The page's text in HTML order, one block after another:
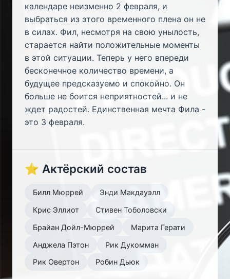
календаре неизменно 2 февраля, и
выбраться из этого временного плена он не
в силах. Фил, несмотря на свою унылость,
старается найти положительные моменты
в этой ситуации. Теперь у него впереди
бесконечное количество времени, а
будущее предсказуемо и спокойно. Он
больше не боится неприятностей... и не
ждет радостей. Единственная мечта Фила -
это 3 февраля.
⭐ Актёрский состав
Билл Мюррей
Энди Макдауэлл
Крис Эллиот
Стивен Тоболовски
Брайан Дойл-Мюррей
Марита Герати
Анджела Пэтон
Рик Дукомман
Рик Овертон
Робин Дьюк